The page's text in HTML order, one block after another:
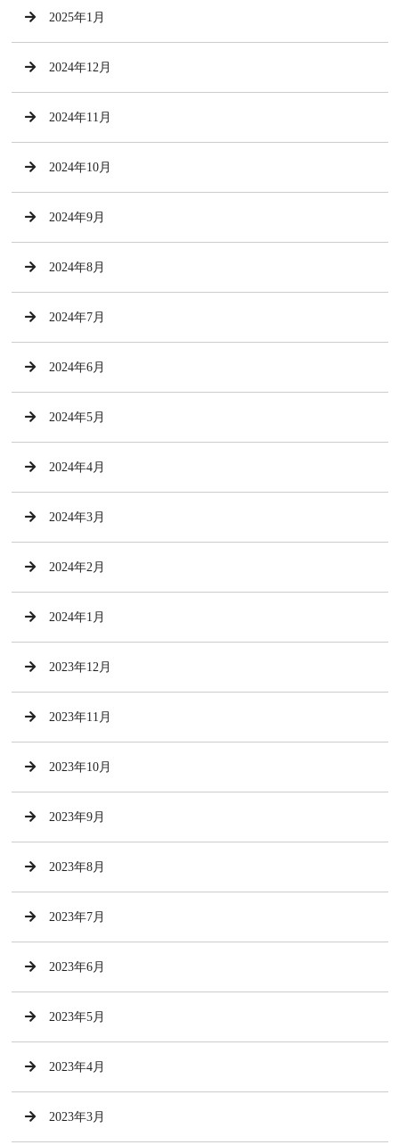
2025年1月
2024年12月
2024年11月
2024年10月
2024年9月
2024年8月
2024年7月
2024年6月
2024年5月
2024年4月
2024年3月
2024年2月
2024年1月
2023年12月
2023年11月
2023年10月
2023年9月
2023年8月
2023年7月
2023年6月
2023年5月
2023年4月
2023年3月